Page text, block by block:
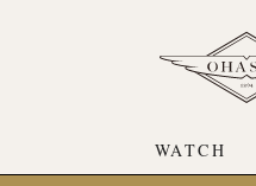
WATCH